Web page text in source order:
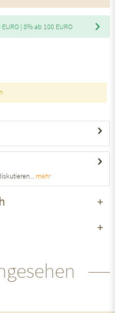
| 8% ab 100 EURO
mehr